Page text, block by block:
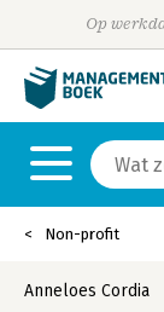
Op
Non-profit
Anneloes Cordia